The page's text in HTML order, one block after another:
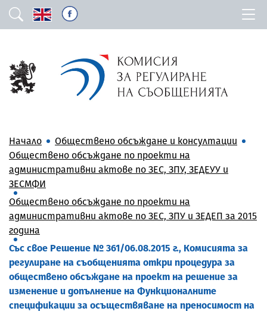
Начало
Обществено обсъждане и консултации
Обществено обсъждане по проекти на
административни актове по ЗЕС, ЗПУ, ЗЕДЕУУ и
ЗЕСМФИ
Обществено обсъждане по проекти на
административни актове по ЗЕС, ЗПУ и ЗЕДЕП за 2015
година
Със свое Решение № 361/06.08.2015 г., Комисията за
регулиране на съобщенията откри процедура за
обществено обсъждане на проект на решение за
изменение и допълнение на Функционалните
спецификации за осъществяване на преносимост на